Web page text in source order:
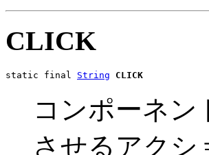
CLICK
static final String CLICK
コンポーネ
させるアクシ